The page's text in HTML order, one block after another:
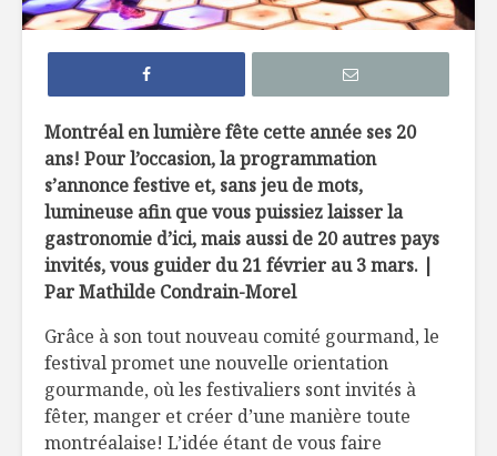
Montréal en lumière fête cette année ses 20
ans! Pour l’occasion, la programmation
s’annonce festive et, sans jeu de mots,
lumineuse afin que vous puissiez laisser la
gastronomie d’ici, mais aussi de 20 autres pays
invités, vous guider du 21 février au 3 mars. |
Par Mathilde Condrain-Morel
Grâce à son tout nouveau comité gourmand, le
festival promet une nouvelle orientation
gourmande, où les festivaliers sont invités à
fêter, manger et créer d’une manière toute
montréalaise! L’idée étant de vous faire
bord de l’eau à
découvrir !
une liqueur de gin
pour souligner le
temps des sucres
Cucamelon : des
petites pastèques
!
produits
dans une
près de
5 vins
Producteur d’ici :
La Ferme du
Capitaine